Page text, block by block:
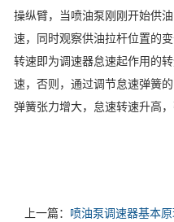
操纵臂，当喷油泵刚刚开始供
速，同时观察供油拉杆位置的
转速即为调速器怠速起作用的
速，否则，通过调节怠速弹簧
弹簧张力增大，怠速转速升高
上一篇： 喷油泵调速器基本